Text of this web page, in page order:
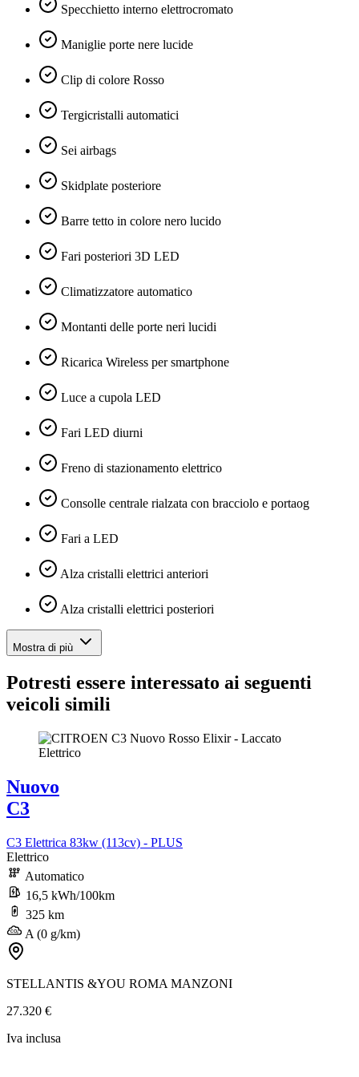
Specchietto interno elettrocromato
Maniglie porte nere lucide
Clip di colore Rosso
Tergicristalli automatici
Sei airbags
Skidplate posteriore
Barre tetto in colore nero lucido
Fari posteriori 3D LED
Climatizzatore automatico
Montanti delle porte neri lucidi
Ricarica Wireless per smartphone
Luce a cupola LED
Fari LED diurni
Freno di stazionamento elettrico
Consolle centrale rialzata con bracciolo e portaog
Fari a LED
Alza cristalli elettrici anteriori
Alza cristalli elettrici posteriori
Mostra di più
Potresti essere interessato ai seguenti
veicoli simili
Nuovo
C3
C3 Elettrica 83kw (113cv) - PLUS
Elettrico
Automatico
16,5 kWh/100km
325 km
A (0 g/km)
STELLANTIS &YOU ROMA MANZONI
27.320 €
Iva inclusa